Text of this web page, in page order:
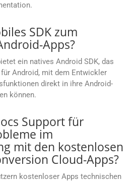
SDK zum
Apps?
ein natives Android SDK, das
Android, mit dem Entwickler
direkt in ihre Android-
können.
Support für
im
mit den kostenlosen
Cloud-Apps?
kostenloser Apps technischen